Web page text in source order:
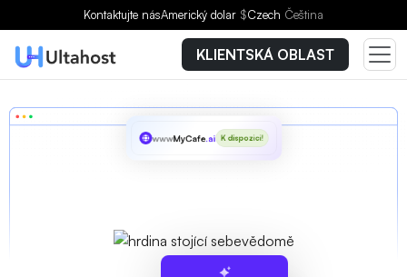
Kontaktujte násAmerický dolar $Czech Čeština
KLIENTSKÁ OBLAST
wwwMyCafe.ai K dispozici!